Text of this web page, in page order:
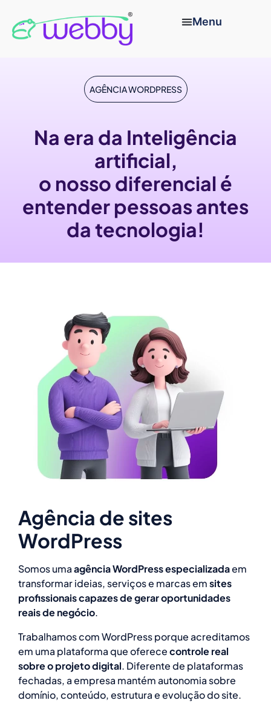
AGÊNCIA WORDPRESS
Na era da Inteligência
artificial,
o nosso diferencial é
entender pessoas antes
da tecnologia!
Agência de sites
WordPress
Somos umaagência WordPress especializadaem
transformar ideias, serviços e marcas emsites
profissionais capazes de gerar oportunidades
reais de negócio.
Trabalhamos com WordPress porque acreditamos
em uma plataforma que oferececontrole real
sobre o projeto digital. Diferente de plataformas
fechadas, a empresa mantém autonomia sobre
domínio, conteúdo, estrutura e evolução do site.